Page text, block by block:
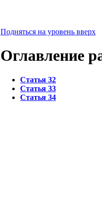
Подняться на уровень вверх
Оглавление
Статья 32
Статья 33
Статья 34